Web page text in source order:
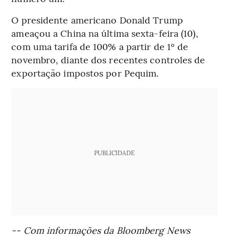
O presidente americano Donald Trump
ameaçou a China na última sexta-feira (10),
com uma tarifa de 100% a partir de 1º de
novembro, diante dos recentes controles de
exportação impostos por Pequim.
PUBLICIDADE
-- Com informações da Bloomberg News